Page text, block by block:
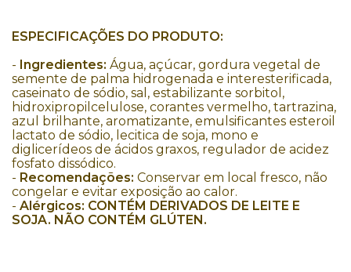
ESPECIFICAÇÕES DO PRODUTO:
- Ingredientes: Água, açúcar, gordura vegetal de
semente de palma hidrogenada e interesterificada,
caseinato de sódio, sal, estabilizante sorbitol,
hidroxipropilcelulose, corantes vermelho, tartrazina,
azul brilhante, aromatizante, emulsificantes esteroil
lactato de sódio, lecitica de soja, mono e
diglicerídeos de ácidos graxos, regulador de acidez
fosfato dissódico.
- Recomendações: Conservar em local fresco, não
congelar e evitar exposição ao calor.
- Alérgicos: CONTÉM DERIVADOS DE LEITE E
SOJA. NÃO CONTÉM GLÚTEN.